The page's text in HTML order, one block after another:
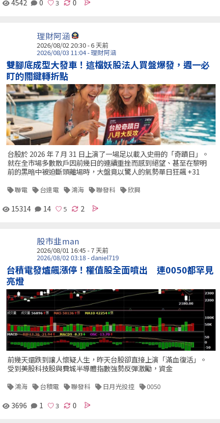
4542 0 0
理財阿涵
2026/08/02 20:30 - 6 天前
2026/08/03 11:04 - 理財阿涵
雙腳底成型大發車！這檔妖股法人買盤爆發，週一必
盯的關鍵轉折點
台股於 2026 年 7 月 31 日上演了一場足以載入史冊的「奇蹟日」。
就在全市場多數散戶因前幾日的連續重挫而感到絕望、甚至在黎明
前的黑暗中被迫斷頭離場時，大盤竟以驚人的氣勢單日狂飆 +31
聯電 台達電 鴻海 聯發科 欣興
15314 14 2
股市韭man
2026/08/01 16:45 - 7 天前
2026/08/02 03:18 - daniel719
台積電發爐飆漲停！權值股全面噴出 連0050都罕見
亮燈
前幾天還跌到讓人懷疑人生，昨天台股卻直接上演「滿血復活」。
受到美股科技股與費城半導體指數強勢反彈激勵，資金
鴻海 台積電 聯發科 日月光投控 0050
3696 1 0